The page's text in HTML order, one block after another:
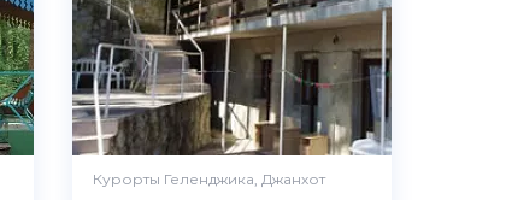
Курорты Геленджика, Джанхот